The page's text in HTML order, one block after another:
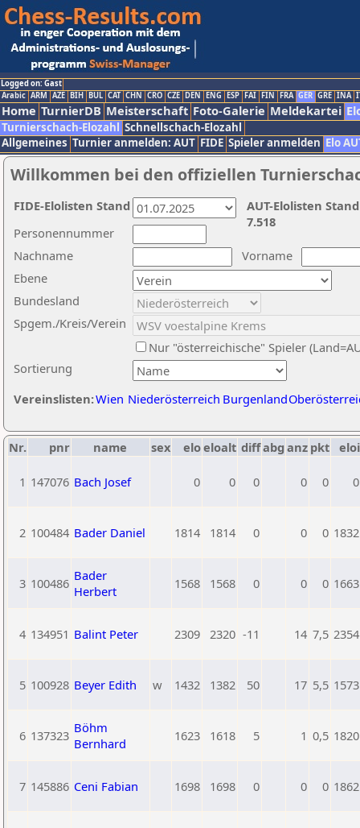
Logged on: Gast
Arabic ARM AZE BIH BUL CAT CHN CRO CZE DEN ENG ESP FAI FIN FRA GER GRE INA
Home TurnierDB Meisterschaft Foto-Galerie Meldekartei
Turnierschach-Elozahl Schnellschach-Elozahl
Allgemeines Turnier anmelden: AUT FIDE Spieler anmelden Elo
Willkommen bei den offiziellen
Nachname
Vorname
Ebene
Sortierung
Personennummer
Bundesland
Spgem./Kreis/Verein
Nur "österreichische" Spieler
Vereinslisten:Wien Niederösterreich Burgenland
AUT-Elolisten
7.518
FIDE-Elolisten Stand
Nr. pnr name sex eloeloalt diffabg anz pkt eloi
1 147076 Bach Josef 0 0 0 0 0 0
2 100484 Bader Daniel 1814 1814 0 0 0 1832
3 100486 Bader
Herbert
1568 1568 0 0 0 1663
4 134951 Balint Peter 2309 2320 -11 14 7,5 2354
5 100928 Beyer Edith w 1432 1382 50 17 5,5 1573
6 137323 Böhm
Bernhard
1623 1618 5 1 0,5 1820
7 145886 Ceni Fabian 1698 1698 0 0 0 1862